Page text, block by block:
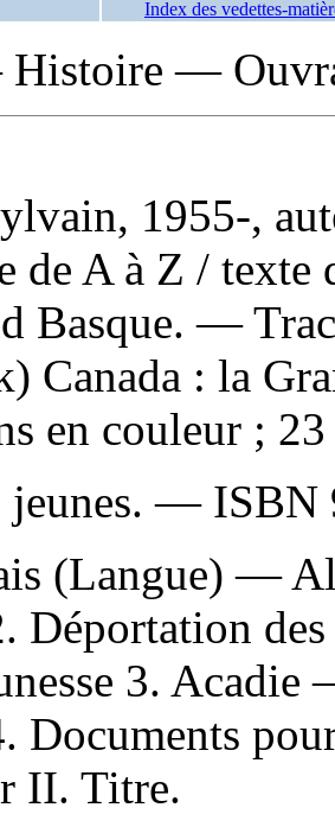
Index des vedettes-
—
1955-,
de A à Z / texte
Basque. —
Canada : la
en couleur ;
jeunes. — ISBN
(Langue) —
Déportation
3.
Documents
II. Titre.